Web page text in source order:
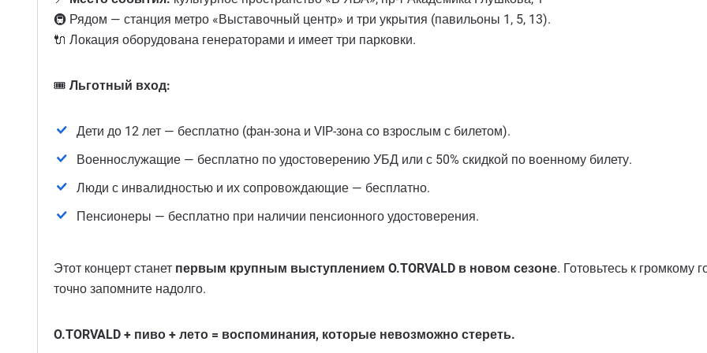
🚇 Рядом — станция метро «Выставочный центр» и три укрытия (павильоны 1, 5, 13).
🔌 Локация оборудована генераторами и имеет три парковки.
🎟 Льготный вход:
Дети до 12 лет — бесплатно (фан-зона и VIP-зона со взрослым с билетом).
Военнослужащие — бесплатно по удостоверению УБД или с 50% скидкой по военному билету.
Люди с инвалидностью и их сопровождающие — бесплатно.
Пенсионеры — бесплатно при наличии пенсионного удостоверения.
Этот концерт станет первым крупным выступлением O.TORVALD в новом сезоне. Готовьтесь к громкому
точно запомните надолго.
O.TORVALD + пиво + лето = воспоминания, которые невозможно стереть.